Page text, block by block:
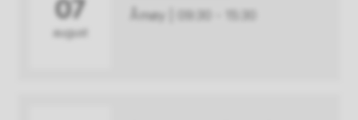
07
august
Åmøy 09:30 - 15:30